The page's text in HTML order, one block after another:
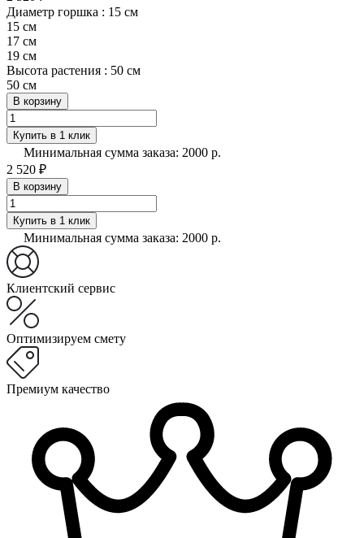
Диаметр горшка : 15 см
15 см
17 см
19 см
Высота растения : 50 см
50 см
В корзину
Купить в 1 клик
Минимальная сумма заказа: 2000 р.
2 520 ₽
В корзину
Купить в 1 клик
Минимальная сумма заказа: 2000 р.
Клиентский сервис
Оптимизируем смету
Премиум качество